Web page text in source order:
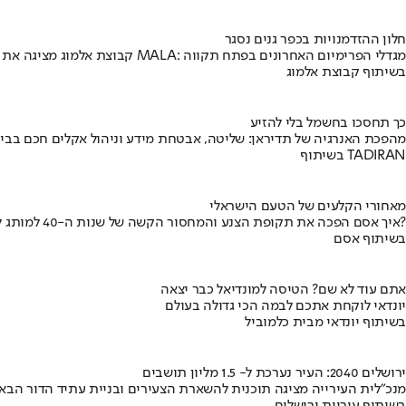
חלון ההזדמנויות בכפר גנים נסגר
קבוצת אלמוג מציגה את פרויקט MALA: מגדלי הפרימיום האחרונים בפתח תקווה
בשיתוף קבוצת אלמוג
כך תחסכו בחשמל בלי להזיע
מהפכת האנרגיה של תדיראן: שליטה, אבטחת מידע וניהול אקלים חכם
בשיתוף TADIRAN
מאחורי הקלעים של הטעם הישראלי
איך אסם הפכה את תקופת הצנע והמחסור הקשה של שנות ה-40 למותג לאומי?
בשיתוף אסם
אתם עוד לא שם? הטיסה למונדיאל כבר יצאה
יונדאי לוקחת אתכם לבמה הכי גדולה בעולם
בשיתוף יונדאי מבית כלמוביל
ירושלים 2040: העיר נערכת ל- 1.5 מליון תושבים
מנכ"לית העירייה מציגה תוכנית להשארת הצעירים ובניית עתיד הדור